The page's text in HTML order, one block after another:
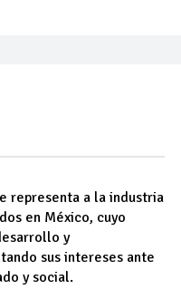
representa a la industria
en México, cuyo
y
sus intereses ante
y social.